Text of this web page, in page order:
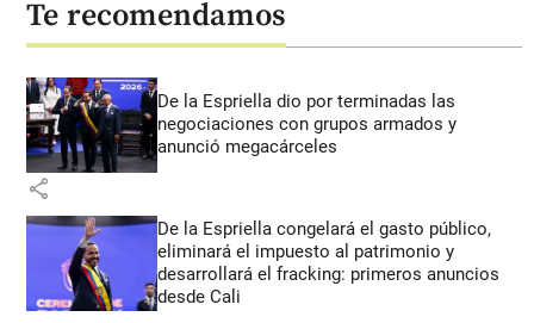
Te recomendamos
De la Espriella dio por terminadas las
negociaciones con grupos armados y
anunció megacárceles
share
De la Espriella congelará el gasto público,
eliminará el impuesto al patrimonio y
desarrollará el fracking: primeros anuncios
desde Cali